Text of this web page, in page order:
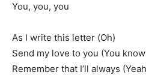
You, you, you
As I write this letter (Oh)
Send my love to you (You
Remember that I’ll always